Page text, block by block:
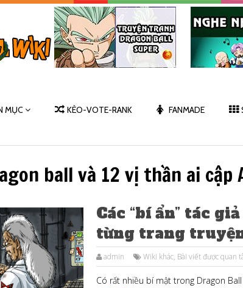
MỤC KÈO-VOTE-RANK FANMADE
ball và 12 vị thần ai cập
Các “bí ẩn” tác
từng trang
admin Wiki khác, Bài viết được quan
Có rất nhiều bí mật trong Dragon